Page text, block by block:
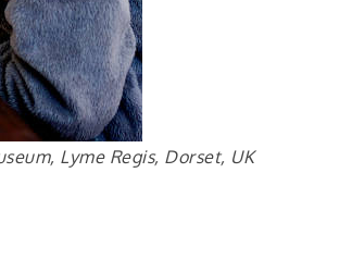
Lyme Regis, Dorset, UK